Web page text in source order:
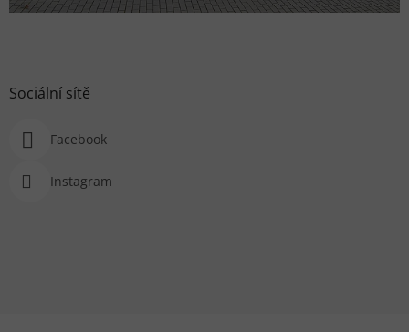
Sociální sítě
Facebook
Instagram